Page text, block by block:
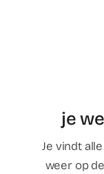
je
Je vindt
weer op